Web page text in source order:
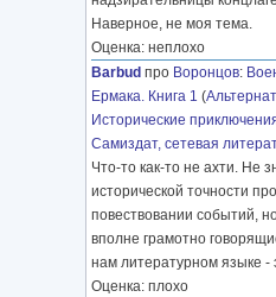
Наверное, не моя тема.
Оценка: неплохо
Barbud про Воронцов:
Ермака. Книга 1 (
Исторические
Самиздат, сетевая
Что-то как-то не ахти. Не
исторической точности
повествовании событий,
вполне грамотно
нам литературном языке -
Оценка: плохо